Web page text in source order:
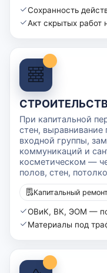
Сохранность
Акт скрытых работ
При капитальной
стен, выравнивание
входной группы,
коммуникаций и
косметическом —
полов, стен,
Капитальный ремонт
ОВиК, ВК, ЭОМ — по
Материалы под